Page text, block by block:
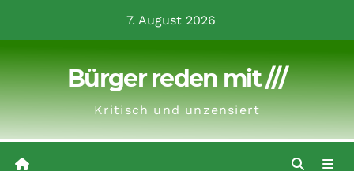
7. August 2026
Bürger reden mit ///
Kritisch und unzensiert